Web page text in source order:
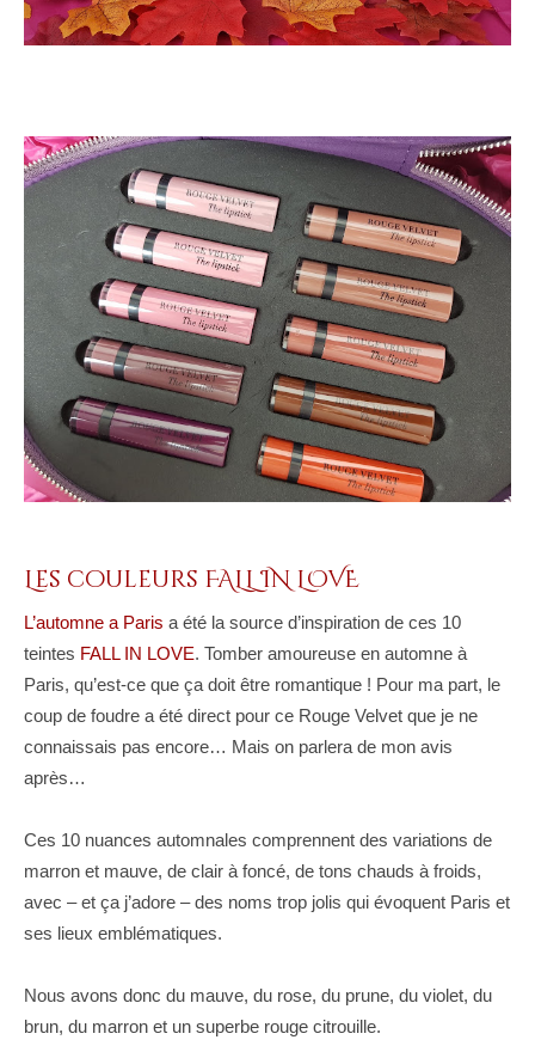
Les couleurs FALL IN LOVE
L’automne a Paris a été la source d’inspiration de ces 10
teintes FALL IN LOVE. Tomber amoureuse en automne à
Paris, qu’est-ce que ça doit être romantique ! Pour ma part, le
coup de foudre a été direct pour ce Rouge Velvet que je ne
connaissais pas encore… Mais on parlera de mon avis
après…
Ces 10 nuances automnales comprennent des variations de
marron et mauve, de clair à foncé, de tons chauds à froids,
avec – et ça j’adore – des noms trop jolis qui évoquent Paris et
ses lieux emblématiques.
Nous avons donc du mauve, du rose, du prune, du violet, du
brun, du marron et un superbe rouge citrouille.